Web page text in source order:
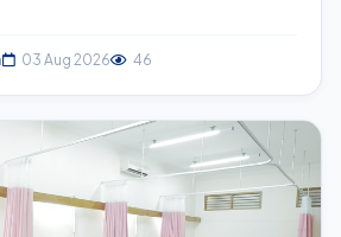
teknis, untuk meningkatkan
03 Aug 2026 46